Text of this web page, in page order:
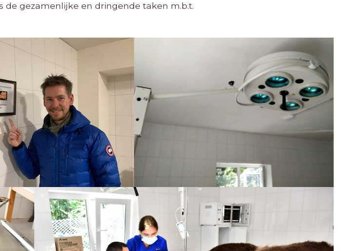
de gezamenlijke en dringende taken m.b.t.